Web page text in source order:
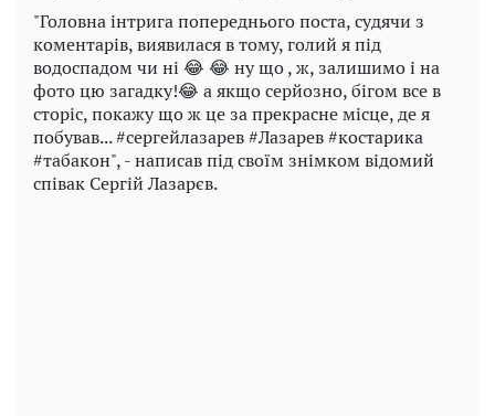
"Головна інтрига попереднього поста, судячи з
коментарів, виявилася в тому, голий я під
водоспадом чи ні 😂 😂 ну що , ж, залишимо і на
фото цю загадку!😂 а якщо серйозно, бігом все в
сторіс, покажу що ж це за прекрасне місце, де я
побував... #сергейлазарев #Лазарев #костарика
#табакон", - написав під своїм знімком відомий
співак Сергій Лазарєв.